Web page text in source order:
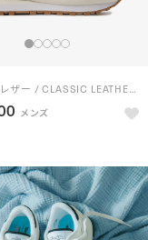
クラシックレザー / CLASSIC LEATHER （チョーク）